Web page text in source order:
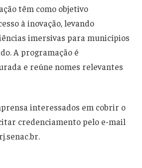
têm como objetivo
à inovação, levando
imersivas para municípios
A programação é
e reúne nomes relevantes
interessados em cobrir o
credenciamento pelo e-mail